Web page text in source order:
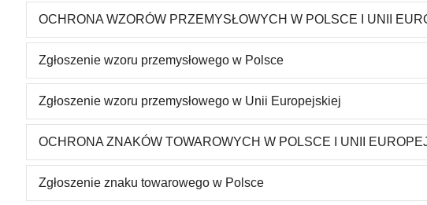
OCHRONA WZORÓW PRZEMYSŁOWYCH W POLSCE I UNII
Zgłoszenie wzoru przemysłowego w Polsce
Zgłoszenie wzoru przemysłowego w Unii Europejskiej
OCHRONA ZNAKÓW TOWAROWYCH W POLSCE I UNII
Zgłoszenie znaku towarowego w Polsce